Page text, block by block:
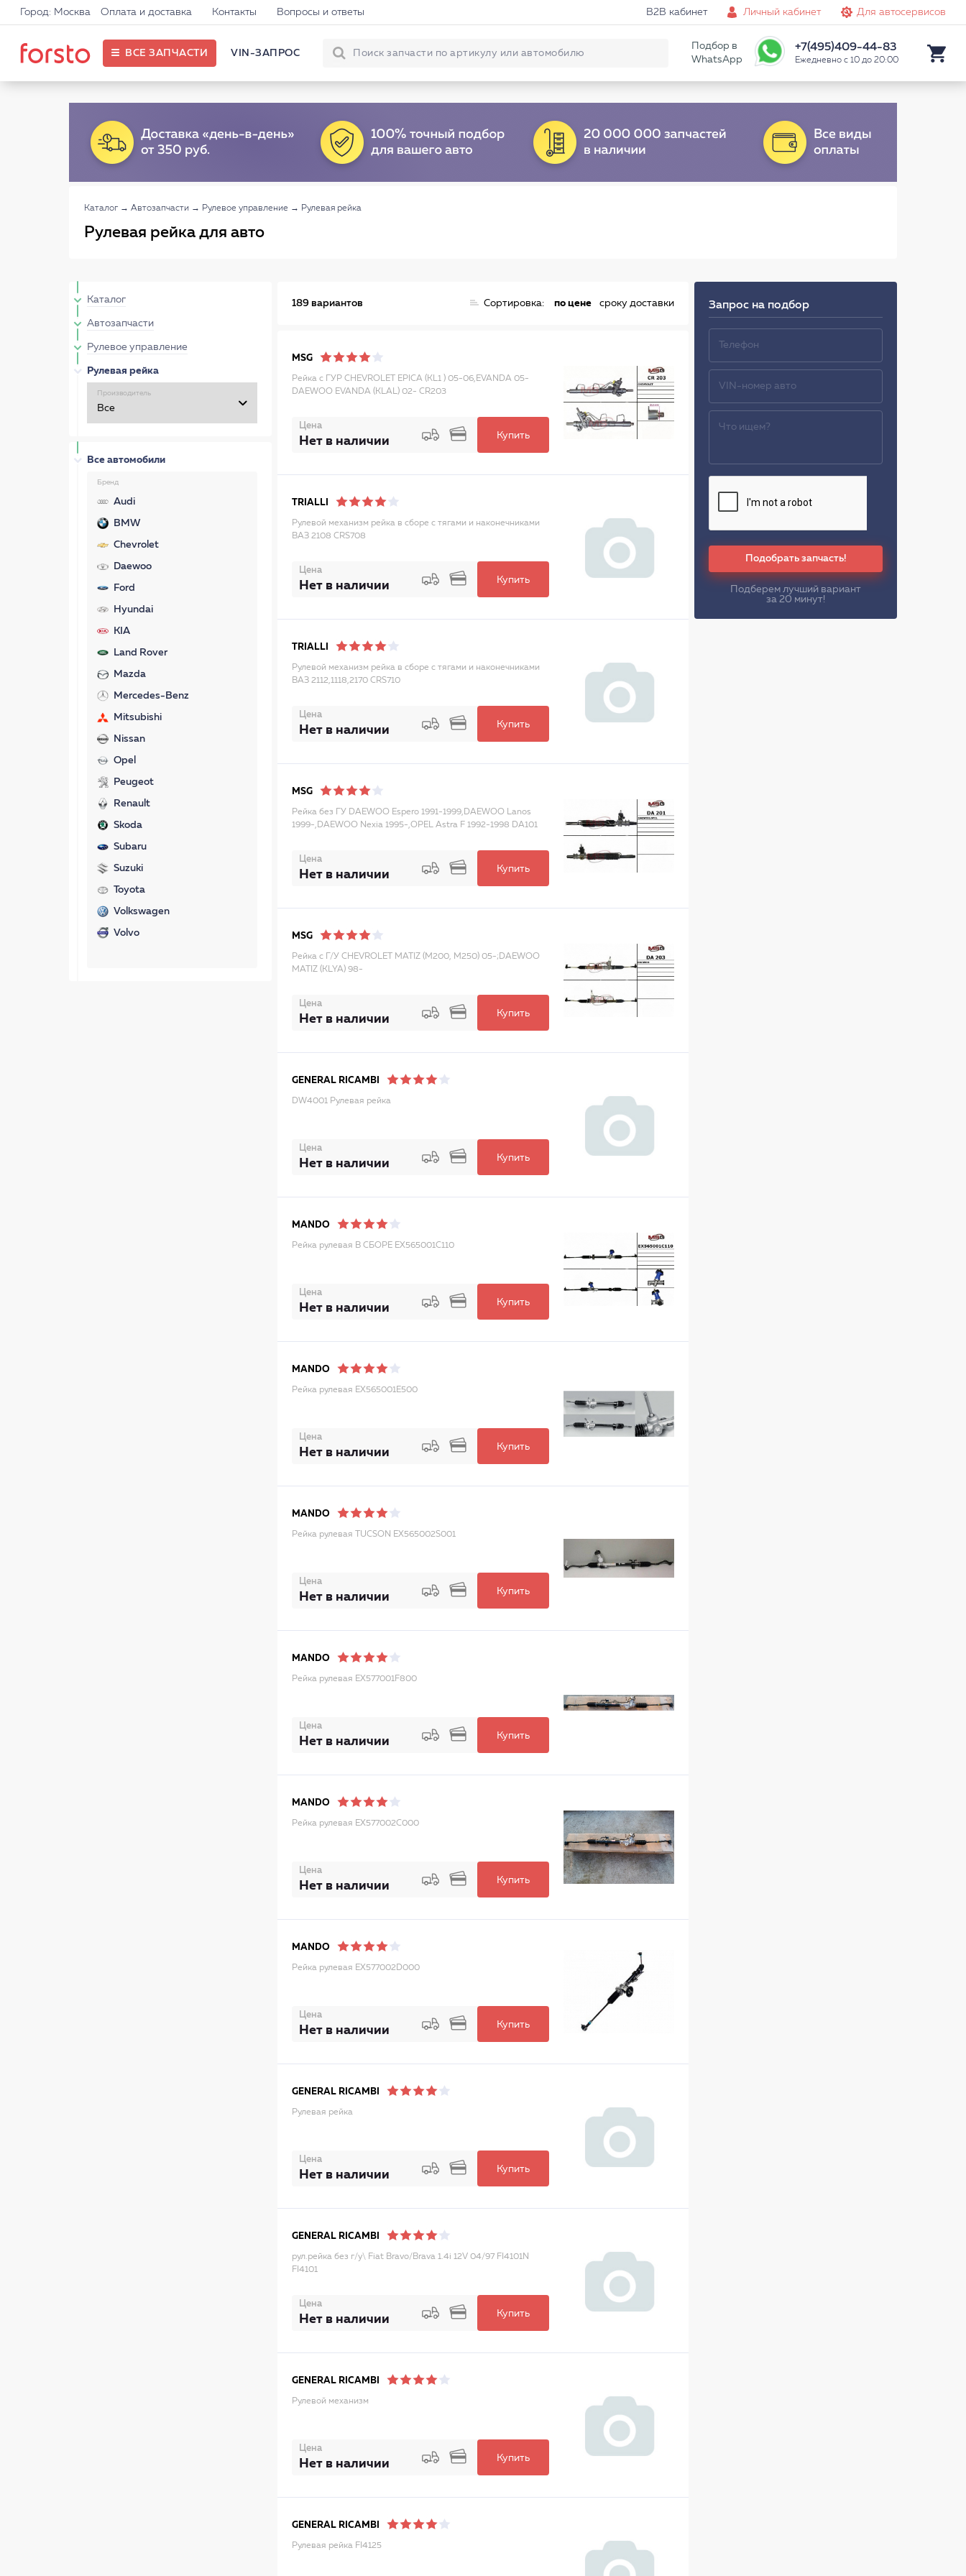
Город: Москва Оплата и доставка Контакты Вопросы и ответы B2B кабинет Личный кабинет Для автосервисов
ВСЕ ЗАПЧАСТИ VIN-ЗАПРОС
Подбор в
WhatsApp
+7(495)409-44-83
Ежедневно с 10 до 20:00
Каталог → Автозапчасти → Рулевое управление → Рулевая рейка
Рулевая рейка для авто
Каталог
Автозапчасти
Рулевое управление
Рулевая рейка
Производитель
Все автомобили
Бренд
Audi
BMW
Chevrolet
Daewoo
Ford
Hyundai
KIA
Land Rover
Mazda
Mercedes-Benz
Mitsubishi
Nissan
Opel
Peugeot
Renault
Skoda
Subaru
Suzuki
Toyota
Volkswagen
Volvo
189 вариантов Сортировка: по цене сроку доставки
MSG
Рейка с ГУР CHEVROLET EPICA (KL1 ) 05-06,EVANDA 05-
DAEWOO EVANDA (KLAL) 02- CR203
Цена
Нет в наличии Купить
TRIALLI
Рулевой механизм рейка в сборе с тягами и наконечниками
ВАЗ 2108 CRS708
Цена
Нет в наличии Купить
TRIALLI
Рулевой механизм рейка в сборе с тягами и наконечниками
ВАЗ 2112,1118,2170 CRS710
Цена
Нет в наличии Купить
MSG
Рейка без ГУ DAEWOO Espero 1991-1999,DAEWOO Lanos
1999-,DAEWOO Nexia 1995-,OPEL Astra F 1992-1998 DA101
Цена
Нет в наличии Купить
MSG
Рейка с Г/У CHEVROLET MATIZ (M200, M250) 05-;DAEWOO
MATIZ (KLYA) 98-
Цена
Нет в наличии Купить
GENERAL RICAMBI
DW4001 Рулевая рейка
Цена
Нет в наличии Купить
MANDO
Рейка рулевая В СБОРЕ EX565001C110
Цена
Нет в наличии Купить
MANDO
Рейка рулевая EX565001E500
Цена
Нет в наличии Купить
MANDO
Рейка рулевая TUCSON EX565002S001
Цена
Нет в наличии Купить
MANDO
Рейка рулевая EX577001F800
Цена
Нет в наличии Купить
MANDO
Рейка рулевая EX577002C000
Цена
Нет в наличии Купить
MANDO
Рейка рулевая EX577002D000
Цена
Нет в наличии Купить
GENERAL RICAMBI
Рулевая рейка
Цена
Нет в наличии Купить
GENERAL RICAMBI
рул.рейка без г/у\ Fiat Bravo/Brava 1.4i 12V 04/97 FI4101N
FI4101
Цена
Нет в наличии Купить
GENERAL RICAMBI
Рулевой механизм
Цена
Нет в наличии Купить
GENERAL RICAMBI
Рулевая рейка FI4125
Запрос на подбор
Подобрать запчасть!
Подберем лучший вариант
за 20 минут!